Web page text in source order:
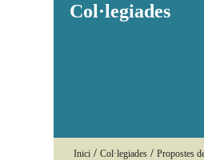
Col·legiades
Inici / Col·legiades / Propostes